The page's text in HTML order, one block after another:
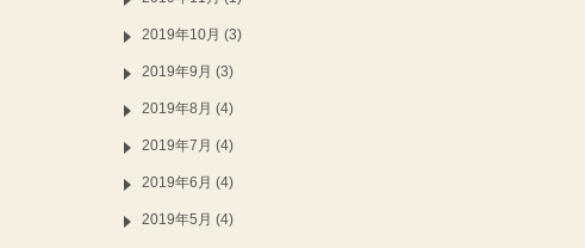
2019年10月 (3)
2019年9月 (3)
2019年8月 (4)
2019年7月 (4)
2019年6月 (4)
2019年5月 (4)